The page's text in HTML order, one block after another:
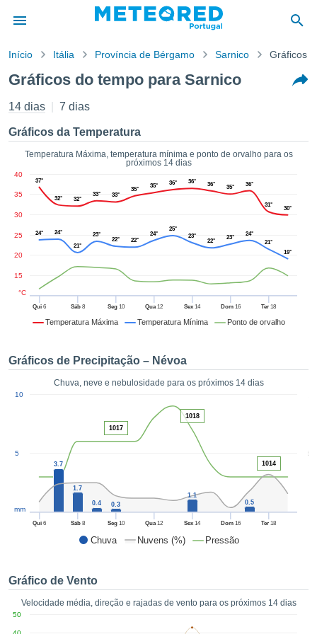
da
foi
por
para
que as
a este
digital
custo.
a
o
no
como
CONFIGURAÇÕES
Início Itália Província de Bérgamo Sarnico Gráficos
Gráficos do tempo para Sarnico
14 dias 7 dias
Gráficos da Temperatura
Temperatura Máxima, temperatura mínima e ponto de orvalho para os
próximos 14 dias
Temperatura Máxima Temperatura Mínima Ponto de orvalho
Qui 6 Sáb8 Seg10 Qua12 Sex 14 Dom16 Ter 18
15
20
25
30
35
40
°C
37°
32° 32°
33° 33°
35°
35° 36° 36° 36° 35° 36°
31°
30°
24° 24°
21°
23°
22° 22°
24°
25°
23°
22°
23°
24°
21°
19°
Gráficos de Precipitação – Névoa
Chuva, neve e nebulosidade para os próximos 14 dias
Chuva Nuvens (%) Pressão
50
Qui 6 Sáb8 Seg10 Qua12 Sex 14 Dom16 Ter 18
5
10
mm
3.7
1.7
0.4 0.3
1.1
0.5
1017
1018
1014
Gráfico de Vento
Velocidade média, direção e rajadas de vento para os próximos 14 dias
50